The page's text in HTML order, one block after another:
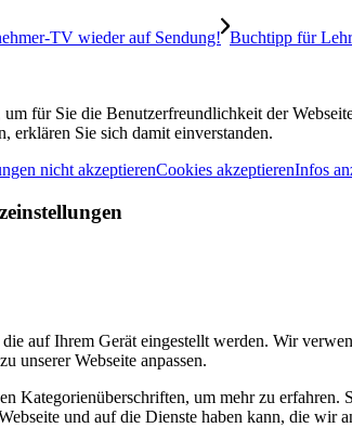
TV wieder auf Sendung! Buchtipp für
für Sie die Benutzerfreundlichkeit der
erklären Sie sich damit einverstanden.
nicht akzeptierenCookies akzeptierenInfos
auf Ihrem Gerät eingestellt werden. Wir
unserer Webseite anpassen.
Kategorienüberschriften, um mehr zu
und auf die Dienste haben kann, die wir